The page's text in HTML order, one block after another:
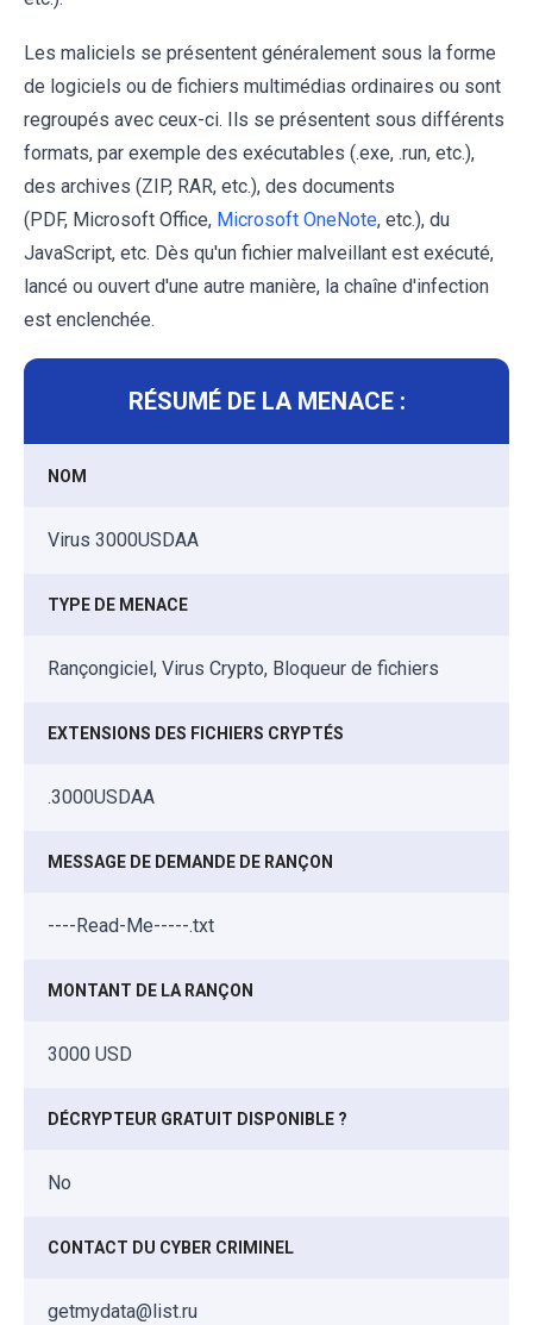
Les maliciels se présentent généralement sous la forme
de logiciels ou de fichiers multimédias ordinaires ou sont
regroupés avec ceux-ci. Ils se présentent sous différents
formats, par exemple des exécutables (.exe, .run, etc.),
des archives (ZIP, RAR, etc.), des documents
(PDF, Microsoft Office, Microsoft OneNote, etc.), du
JavaScript, etc. Dès qu'un fichier malveillant est exécuté,
lancé ou ouvert d'une autre manière, la chaîne d'infection
est enclenchée.
RÉSUMÉ DE LA MENACE :
NOM
Virus 3000USDAA
TYPE DE MENACE
Rançongiciel, Virus Crypto, Bloqueur de fichiers
EXTENSIONS DES FICHIERS CRYPTÉS
.3000USDAA
MESSAGE DE DEMANDE DE RANÇON
----Read-Me-----.txt
MONTANT DE LA RANÇON
3000 USD
DÉCRYPTEUR GRATUIT DISPONIBLE ?
No
CONTACT DU CYBER CRIMINEL
getmydata@list.ru